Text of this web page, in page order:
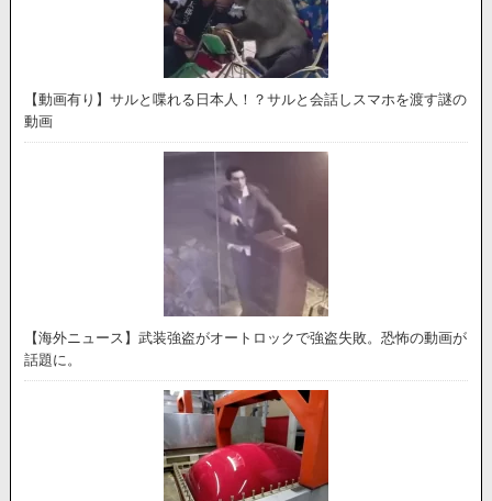
【動画有り】サルと喋れる日本人！？サルと会話しスマホを渡す謎の
動画
【海外ニュース】武装強盗がオートロックで強盗失敗。恐怖の動画が
話題に。